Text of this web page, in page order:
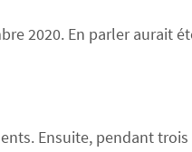
2020. En parler aurait
Ensuite, pendant trois